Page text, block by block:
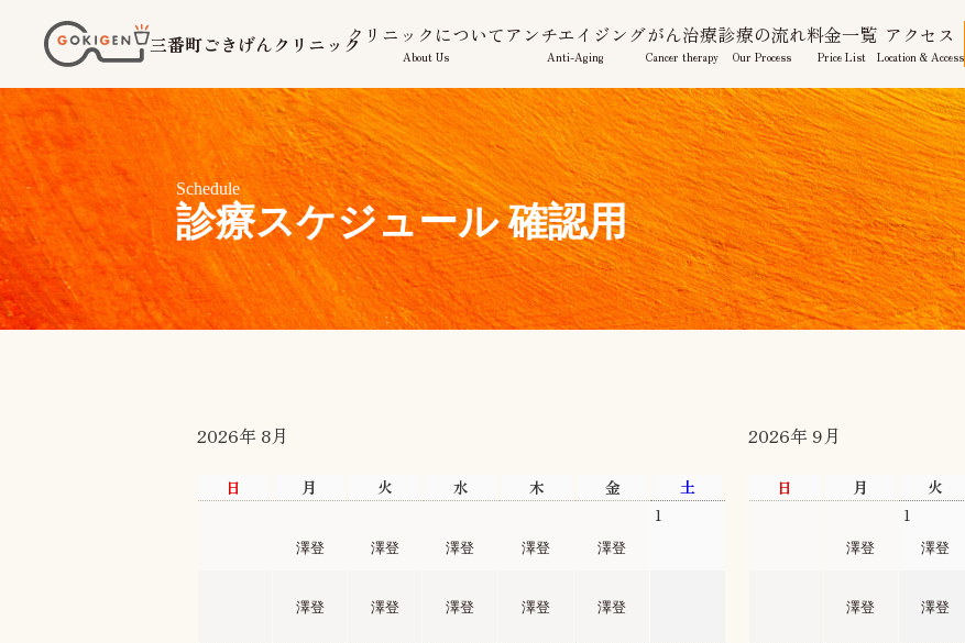
テ
ン
ツ
へ
ス
キ
ッ
三番町ごきげんクリニッククリニックについて
About Us
アンチエイジング
Anti-Aging
がん治療
Cancer therapy
診療の流れ
Our Process
料金一覧
Price List
アクセス
Location & Access
Schedule
診療スケジュール 確認用
2026年 8月
日 月 火 水 木 金
土
1
澤登 澤登 澤登 澤登 澤登
澤登 澤登 澤登 澤登 澤登
2026年 9月
日 月 火
1
澤登 澤登
澤登 澤登